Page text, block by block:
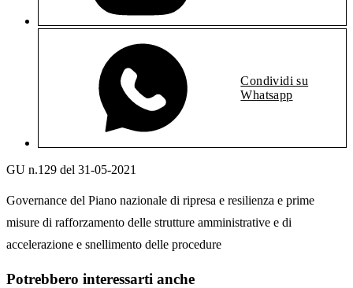
Condividi su
Whatsapp
GU n.129 del 31-05-2021
Governance del Piano nazionale di ripresa e resilienza e prime
misure di rafforzamento delle strutture amministrative e di
accelerazione e snellimento delle procedure
Potrebbero interessarti anche